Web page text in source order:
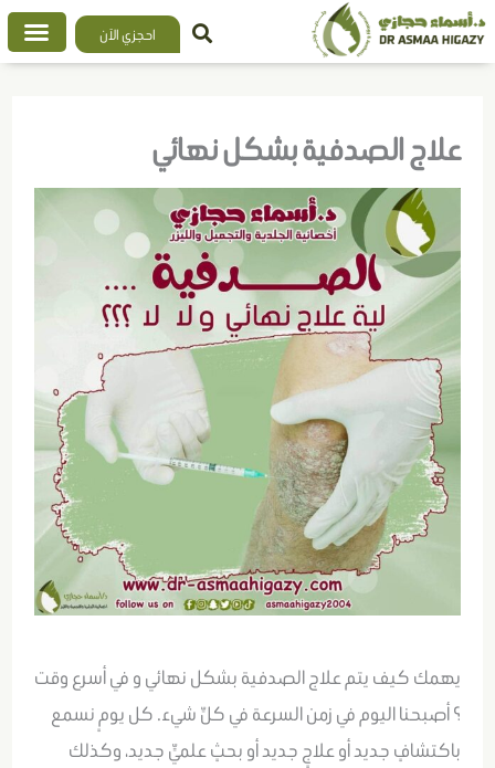
تخطي
إلى
احجزي الآن
علاج الصدفية بشكل نهائي
يهمك كيف يتم علاج الصدفية بشكل نهائي و في أسرع وقت
؟ أصبحنا اليوم في زمن السرعة في كلِّ شيء. كل يومٍ نسمع
باكتشافٍ جديد أو علاجٍ جديد أو بحثٍ علميٍّ جديد، وكذلك